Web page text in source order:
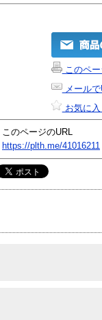
このペー
メールで
お気に
このページのURL
https://plth.me/41016211